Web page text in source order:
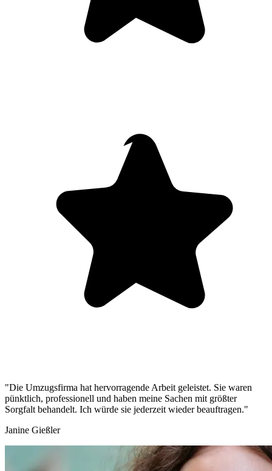
"Die Umzugsfirma hat hervorragende Arbeit geleistet. Sie waren
pünktlich, professionell und haben meine Sachen mit größter
Sorgfalt behandelt. Ich würde sie jederzeit wieder beauftragen."
Janine Gießler